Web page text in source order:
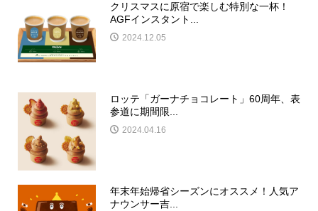
クリスマスに原宿で楽しむ特別な一杯！
AGFインスタント...
2024.12.05
ロッテ「ガーナチョコレート」60周年、表
参道に期間限...
2024.04.16
年末年始帰省シーズンにオススメ！人気ア
ナウンサー吉...